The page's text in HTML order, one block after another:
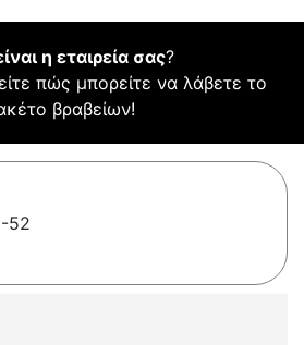
η εταιρεία σας?
πώς μπορείτε να λάβετε το
βραβείων!
52